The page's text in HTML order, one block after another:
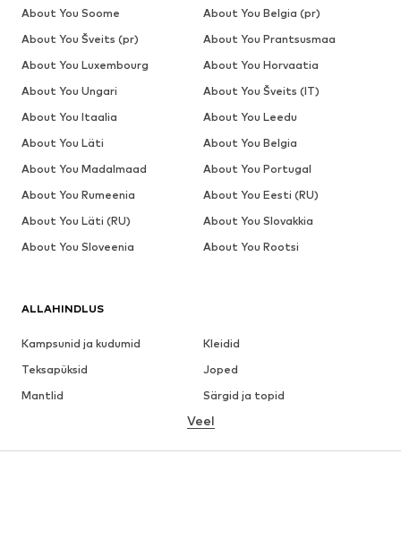
ALLAHINDLUS
Kampsunid ja kudumid
Kleidid
Teksapüksid
Joped
Mantlid
Särgid ja topid
Pesu
Veel
About You Soome
About You Belgia (pr)
About You Šveits (pr)
About You Prantsusmaa
About You Luxembourg
About You Horvaatia
About You Ungari
About You Šveits (IT)
About You Itaalia
About You Leedu
About You Läti
About You Belgia
About You Madalmaad
About You Portugal
About You Rumeenia
About You Eesti (RU)
About You Läti (RU)
About You Slovakkia
About You Sloveenia
About You Rootsi